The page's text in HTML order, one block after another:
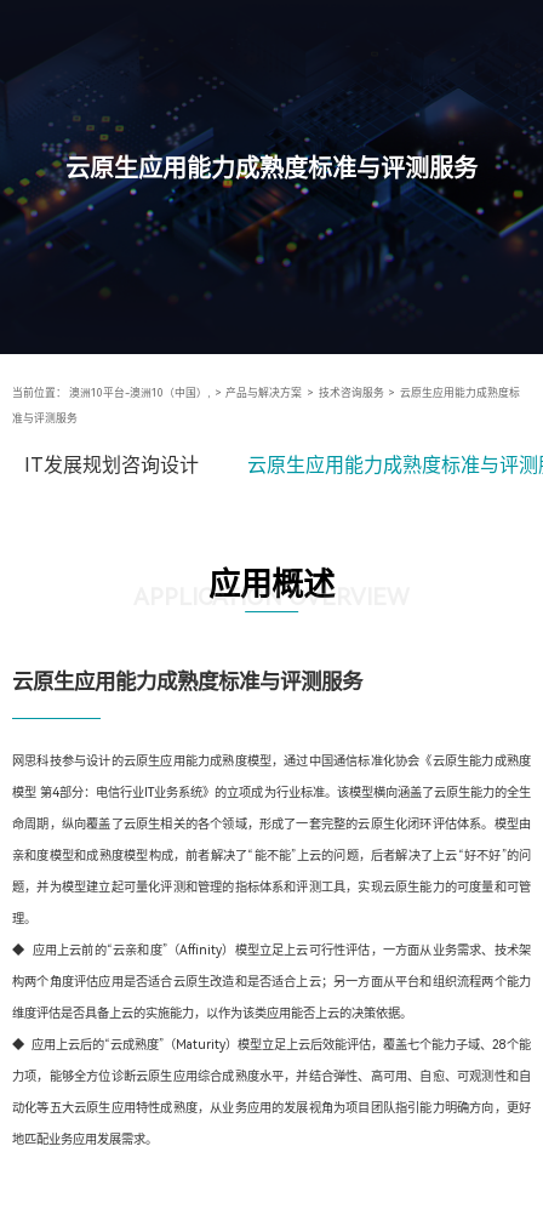
云原生应用能力成熟度标准与评测服务
当前位置： 澳洲10平台-澳洲10（中国）, > 产品与解决方案 > 技术咨询服务 > 云原生应用能力成熟度标
准与评测服务
IT发展规划咨询设计 云原生应用能力成熟度标准与评测
应用概述
APPLICATION OVERVIEW
云原生应用能力成熟度标准与评测服务
网思科技参与设计的云原生应用能力成熟度模型，通过中国通信标准化协会《云原生能力成熟度
模型 第4部分：电信行业IT业务系统》的立项成为行业标准。该模型横向涵盖了云原生能力的全生
命周期，纵向覆盖了云原生相关的各个领域，形成了一套完整的云原生化闭环评估体系。模型由
亲和度模型和成熟度模型构成，前者解决了“能不能”上云的问题，后者解决了上云“好不好”的问
题，并为模型建立起可量化评测和管理的指标体系和评测工具，实现云原生能力的可度量和可管
理。
◆ 应用上云前的“云亲和度”（Affinity）模型立足上云可行性评估，一方面从业务需求、技术架
构两个角度评估应用是否适合云原生改造和是否适合上云；另一方面从平台和组织流程两个能力
维度评估是否具备上云的实施能力，以作为该类应用能否上云的决策依据。
◆ 应用上云后的“云成熟度”（Maturity）模型立足上云后效能评估，覆盖七个能力子域、28个能
力项，能够全方位诊断云原生应用综合成熟度水平，并结合弹性、高可用、自愈、可观测性和自
动化等五大云原生应用特性成熟度，从业务应用的发展视角为项目团队指引能力明确方向，更好
地匹配业务应用发展需求。